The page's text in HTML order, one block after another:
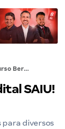
Concurso Bertolínia PI: Edital SAIU! Até R$ 8 mil! Confira
SAIU!
para diversos